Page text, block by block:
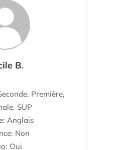
B.
Première,
SUP
Anglais
Non
Oui